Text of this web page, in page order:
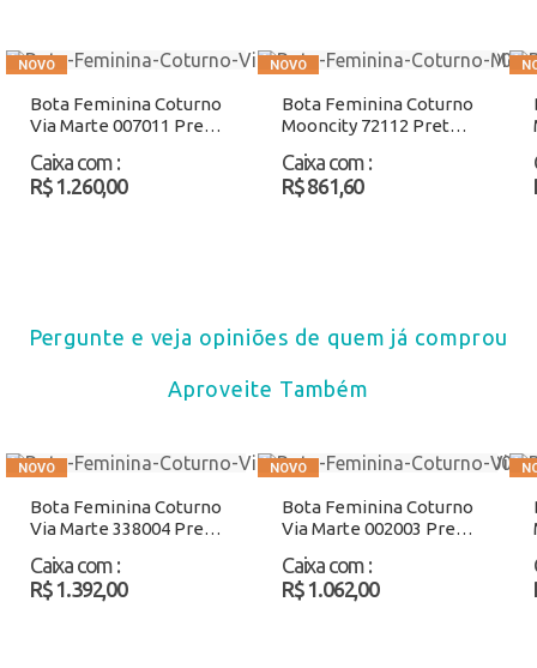
Bota Feminina Coturno
Via Marte 007011 Preto
Caixa com :
R$ 1.260,00
Bota Feminina Coturno
Mooncity 72112 Preto
Caixa com :
R$ 861,60
Pergunte e veja opiniões de quem já comprou
Aproveite Também
Bota Feminina Coturno
Via Marte 338004 Preto
Caixa com :
R$ 1.392,00
Bota Feminina Coturno
Via Marte 002003 Preto
Caixa com :
R$ 1.062,00